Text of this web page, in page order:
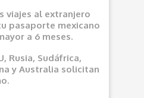
viajes al extranjero
pasaporte mexicano
a 6 meses.
Rusia, Sudáfrica,
y Australia solicitan